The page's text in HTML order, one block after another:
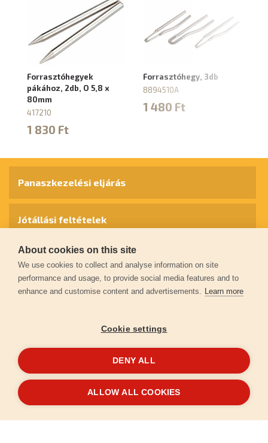
Forrasztóhegyek
pákához, 2db, O 5,8 x
80mm
417210
1 830 Ft
Forrasztóhegy, 3db
8894510A
1 480 Ft
© 2026extol.hu- Minden jog fenntartva
Panaszkezelési eljárás
Jótállási feltételek
Személyes adatok védelme
Kapcsolat
Garancia regisztráció
LétrehoztaFEO
About cookies on this site
We use cookies to collect and analyse information on site
performance and usage, to provide social media features and to
enhance and customise content and advertisements. Learn more
Cookie settings
DENY ALL
ALLOW ALL COOKIES